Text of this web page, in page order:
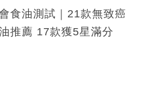
食油測試｜21款無致癌
推薦 17款獲5星滿分